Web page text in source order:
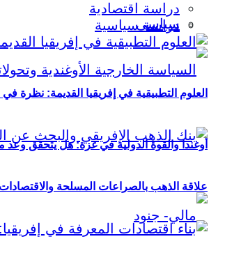
سياسي
أوغندا والقوة الدولية في غزة: هل يتحقق وعد
دراسة اقتصادية
دراسة سياسية
العلوم التطبيقية في إفريقيا القديمة: نظرة في
علاقة الذهب بالصراعات المسلحة والاقتصادات